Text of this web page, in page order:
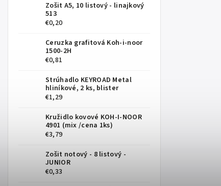
Zošit A5, 10 listový - linajkový
513
€0,20
Ceruzka grafitová Koh-i-noor
1500-2H
€0,81
Strúhadlo KEYROAD Metal
hliníkové, 2 ks, blister
€1,29
Kružidlo kovové KOH-I-NOOR
4901 (mix /cena 1ks)
€3,79
Zošit notový - 8 listový -
JUNIOR
€0,33